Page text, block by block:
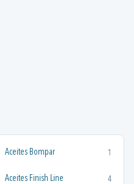
Aceites Bompar 1
Aceites Finish Line 4